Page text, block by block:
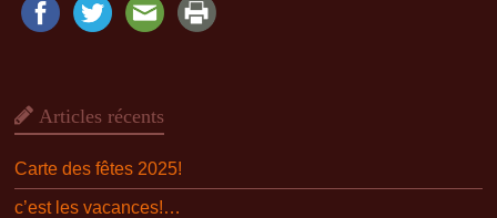
Articles récents
Carte des fêtes 2025!
c’est les vacances!…